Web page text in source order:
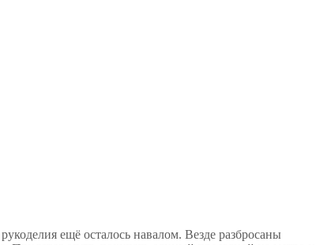
ещё осталось навалом. Везде разбросаны